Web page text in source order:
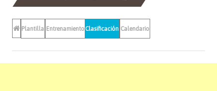
Plantilla EntrenamientosClasificación Calendario